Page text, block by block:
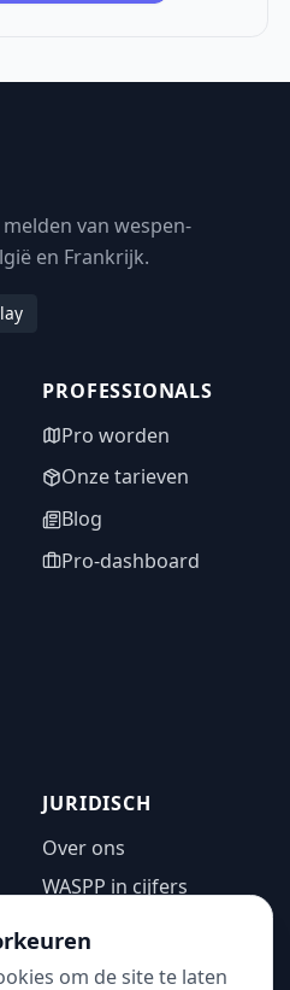
van wespen-
en Frankrijk.
PROFESSIONALS
Pro worden
Onze tarieven
Blog
Pro-dashboard
JURIDISCH
Over ons
WASPP in cijfers
Privacybeleid
om de site te laten